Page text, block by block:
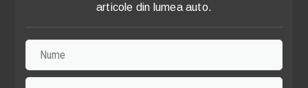
articole din lumea auto.